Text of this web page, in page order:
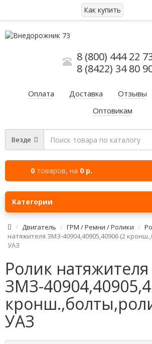
Как купить
8 (800) 444 22
8 (8422) 34 80
Оплата Доставка Отзывы
Оптовикам
Везде
0 товаров, на 0 р.
Категории
Двигатель ГРМ / Ремни / Ролики
натяжителя ЗМЗ-40904,40905,40906 (2
УАЗ
Ролик натяжителя
ЗМЗ-
УАЗ